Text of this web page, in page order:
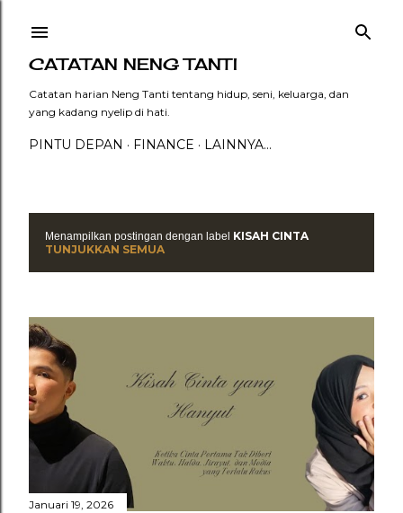
CATATAN NENG TANTI
Catatan harian Neng Tanti tentang hidup, seni, keluarga, dan
yang kadang nyelip di hati.
PINTU DEPAN FINANCE LAINNYA…
P
o
s
t
i
n
g
a
n
Menampilkan postingan dengan label KISAH CINTA
TUNJUKKAN SEMUA
Januari 19, 2026